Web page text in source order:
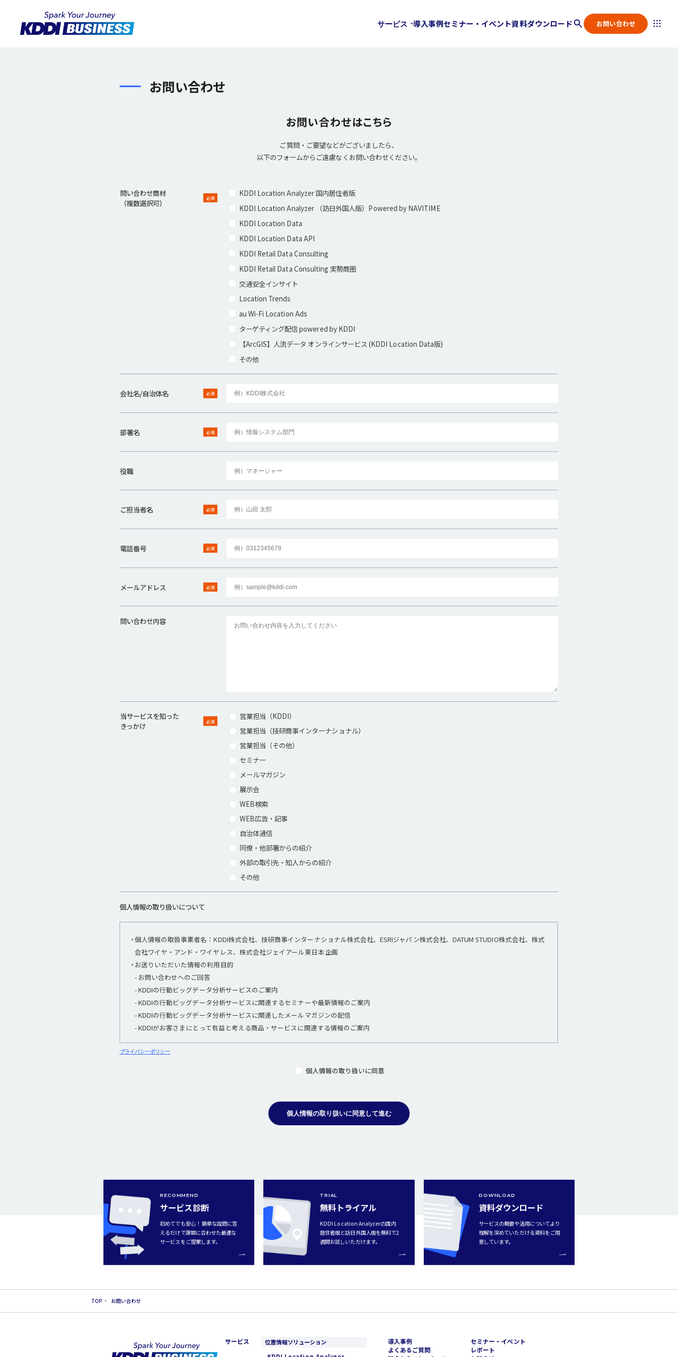
サービス 導入事例セミナー・イベント資料ダウンロード お問い合わせ
お問い合わせ
お問い合わせはこちら
ご質問・ご要望などがございましたら、
以下のフォームから ご遠慮なくお問い合わせください。
問い合わせ商材
（複数選択可）
必須
KDDI Location Analyzer 国内居住者版​
KDDI Location Analyzer​ （訪日外国人版）Powered by NAVITIME
KDDI Location Data​
KDDI Location Data​ API
KDDI Retail Data Consulting​
KDDI Retail Data Consulting 実勢商圏
交通安全インサイト​
Location Trends​
au Wi-Fi Location Ads
ターゲティング配信 powered by KDDI
【ArcGIS】人流データ オンラインサービス (KDDI Location Data版)
その他
会社名/自治体名 必須
部署名 必須
役職
ご担当者名 必須
電話番号 必須
メールアドレス 必須
問い合わせ内容
当サービスを知った
きっかけ
必須
営業担当（KDDI）
営業担当（技研商事インターナショナル）
営業担当（その他）
セミナー
メールマガジン
展示会
WEB検索
WEB広告・記事
自治体通信
同僚・他部署からの紹介
外部の取引先・知人からの紹介
その他
個人情報の取り扱いについて
個人情報の取扱事業者名：KDDI株式会社、技研商事インターナショナル株式会社、ESRIジャパン株式会社、DATUM STUDIO株式会社、株式
会社ワイヤ・アンド・ワイヤレス、株式会社ジェイアール東日本企画
お送りいただいた情報の利用目的
- お問い合わせへのご回答
- KDDIの行動ビッグデータ分析サービスのご案内
- KDDIの行動ビッグデータ分析サービスに関連するセミナーや最新情報のご案内
- KDDIの行動ビッグデータ分析サービスに関連したメールマガジンの配信
- KDDIがお客さまにとって有益と考える商品・サービスに関連する情報のご案内
プライバシーポリシー
個人情報の取り扱いに同意
RECOMMEND
サービス診断
初めてでも安心！ 簡単な設問に答
えるだけで課題に合わせた最適な
サービスをご提案します。
TRIAL
無料トライアル
KDDI Location Analyzerの国内
居住者版と訪日外国人版を無料で2
週間お試しいただけます。
DOWNLOAD
資料ダウンロード
サービスの概要や活用についてより
理解を深めていただける資料をご用
意しています。
TOP お問い合わせ
サービス
位置情報ソリューション
導入事例
よくあるご質問
セミナー・イベント
レポート